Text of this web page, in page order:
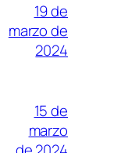
19 de
marzo de
2024
15 de
marzo